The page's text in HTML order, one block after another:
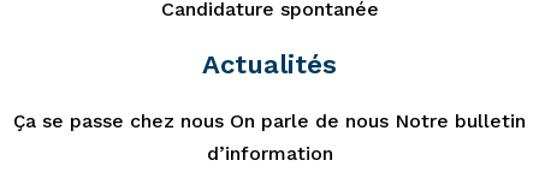
Candidature spontanée
Actualités
Ça se passe chez nous On parle de nous Notre bulletin
d’information